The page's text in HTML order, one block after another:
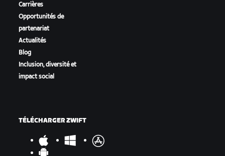
Carrières
Opportunités de
partenariat
Actualités
Blog
Inclusion, diversité et
impact social
TÉLÉCHARGER ZWIFT